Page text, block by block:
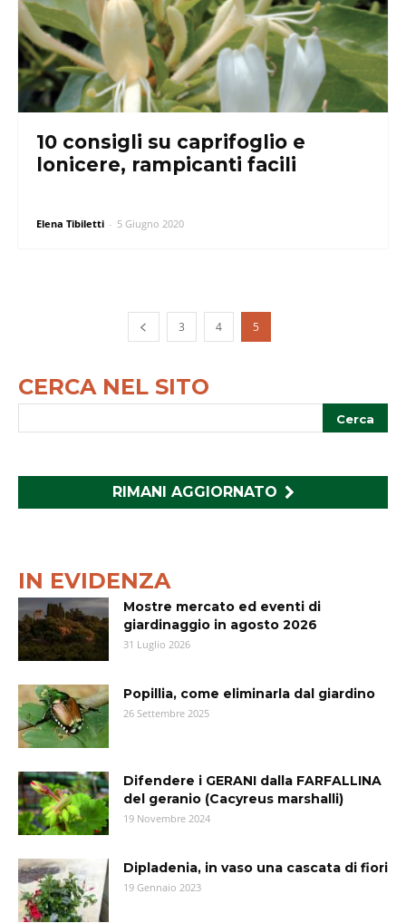
10 consigli su caprifoglio e
lonicere, rampicanti facili
Elena Tibiletti - 5 Giugno 2020
3 4 5
CERCA NEL SITO
RIMANI AGGIORNATO
IN EVIDENZA
Mostre mercato ed eventi di
giardinaggio in agosto 2026
31 Luglio 2026
Popillia, come eliminarla dal giardino
26 Settembre 2025
Difendere i GERANI dalla FARFALLINA
del geranio (Cacyreus marshalli)
19 Novembre 2024
Dipladenia, in vaso una cascata di fiori
19 Gennaio 2023